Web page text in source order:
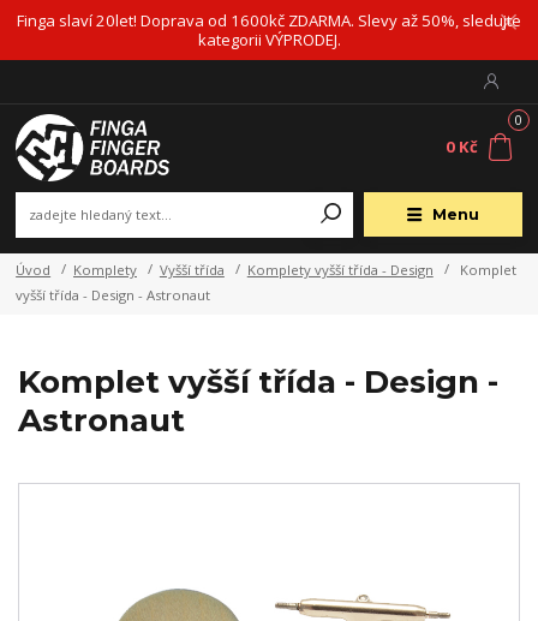
Finga slaví 20let! Doprava od 1600kč ZDARMA. Slevy až 50%, sledujte
kategorii VÝPRODEJ.
Menu
0
0 Kč
Úvod Komplety Vyšší třída Komplety vyšší třída - Design
Komplet
vyšší třída - Design - Astronaut
Komplet vyšší třída - Design -
Astronaut